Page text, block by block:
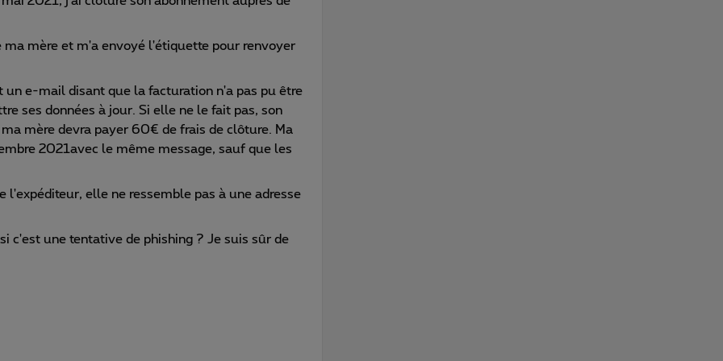
ma mère et m'a envoyé l'étiquette pour renvoyer
un e-mail disant que la facturation n'a pas pu être
ses données à jour. Si elle ne le fait pas, son
mère devra payer 60€ de frais de clôture. Ma
2021avec le même message, sauf que les
l'expéditeur, elle ne ressemble pas à une adresse
c'est une tentative de phishing ? Je suis sûr de